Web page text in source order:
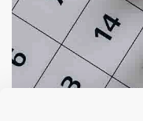
الزمني لزيارات طبيب عيون